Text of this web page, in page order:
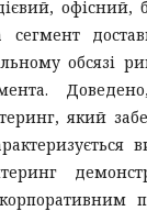
сегмент
обсязі
який